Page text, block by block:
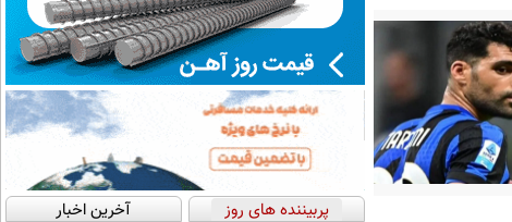
پربیننده های روز آخرین اخبار